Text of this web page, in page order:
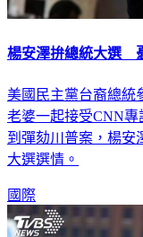
楊安澤拚總統大選
美國民主黨台裔總統
老婆一起接受CNN
到彈劾川普案，楊安
大選選情。
國際